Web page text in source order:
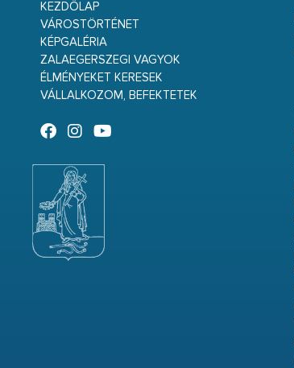
KEZDŐLAP
VÁROSTÖRTÉNET
KÉPGALÉRIA
ZALAEGERSZEGI VAGYOK
ÉLMÉNYEKET KERESEK
VÁLLALKOZOM, BEFEKTETEK